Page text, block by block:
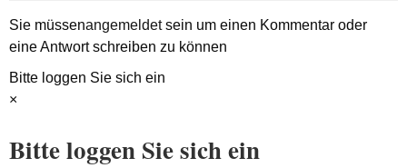
Sie müssenangemeldetsein um einen Kommentar oder
eine Antwort schreiben zu können
Bitte loggen Sie sich ein
×
Bitte loggen Sie sich ein